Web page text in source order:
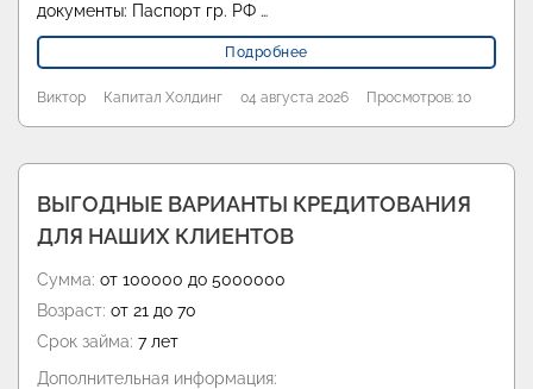
документы: Паспорт гр. РФ …
Подробнее
Виктор Капитал Холдинг 04 августа 2026 Просмотров: 10
ВЫГОДНЫЕ ВАРИАНТЫ КРЕДИТОВАНИЯ
ДЛЯ НАШИХ КЛИЕНТОВ
Сумма: от 100000 до 5000000
Возраст: от 21 до 70
Срок займа: 7 лет
Дополнительная информация: